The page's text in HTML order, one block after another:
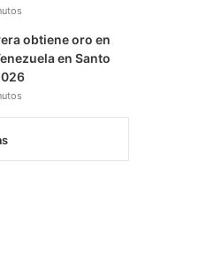
obtiene oro en
en Santo